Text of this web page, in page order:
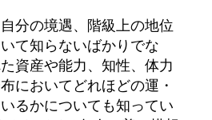
分の境遇、階級上の地位
て知らないばかりでな
資産や能力、知性、体力
においてどれほどの運・
るかについても知ってい